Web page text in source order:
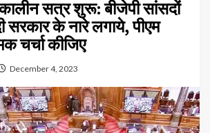
सत्र शुरू: बीजेपी सांसदों
सरकार के नारे लगाये, पीएम
चर्चा कीजिए
December 4, 2023